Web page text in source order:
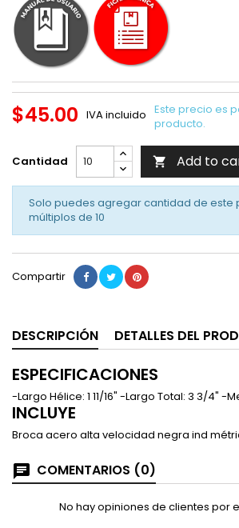
$45.00 IVA incluido Este precio es
producto.
Cantidad  Add to
Solo puedes agregar cantidad de este
múltiplos de 10
Compartir
DESCRIPCIÓN DETALLES DEL
ESPECIFICACIONES
-Largo Hélice: 1 11/16" -Largo Total: 3 3/4" -
INCLUYE
Broca acero alta velocidad negra ind
COMENTARIOS (0)
No hay opiniones de clientes por